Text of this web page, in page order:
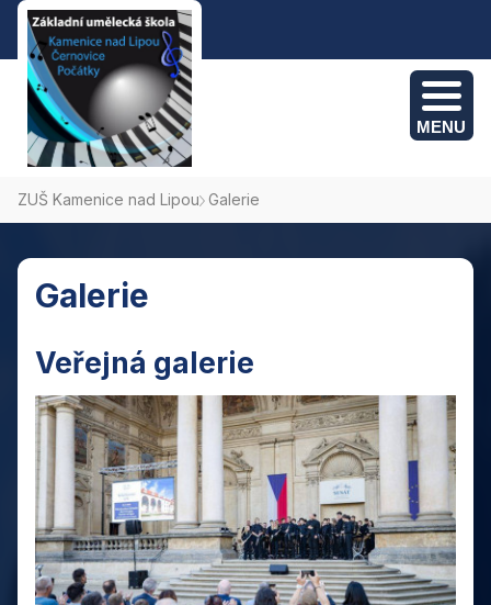
Černovice: +420 775 382 095
MENU
ZUŠ Kamenice nad Lipou Galerie
Galerie
Veřejná galerie